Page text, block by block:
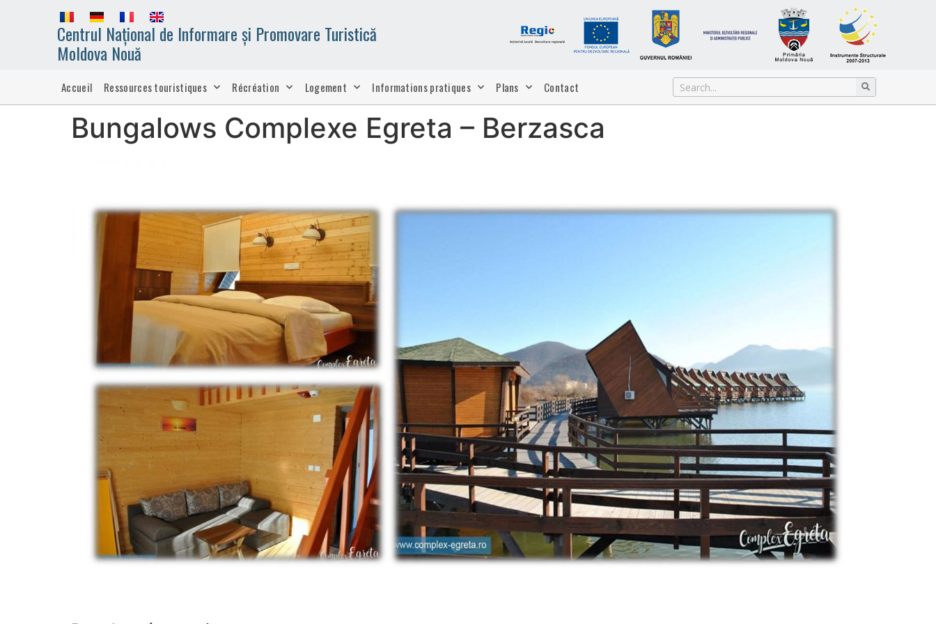
Centrul Național de Informare și Promovare Turistică
Moldova Nouă
Accueil Ressources touristiques Récréation Logement Informations pratiques Plans Contact
Bungalows Complexe Egreta – Berzasca